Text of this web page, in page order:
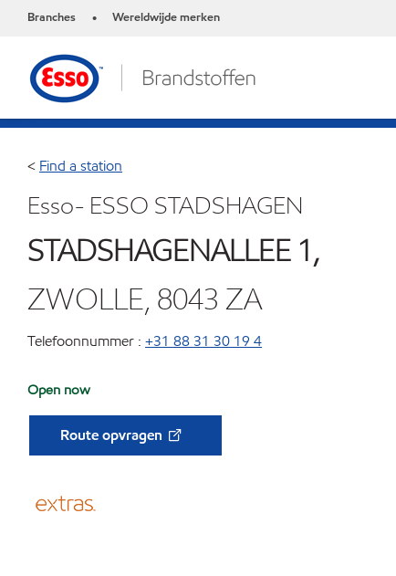
Branches • Wereldwijde merken
< Find a station
Esso- ESSO STADSHAGEN
STADSHAGENALLEE 1,
ZWOLLE, 8043 ZA
Telefoonnummer : +31 88 31 30 19 4
Open now
Route opvragen